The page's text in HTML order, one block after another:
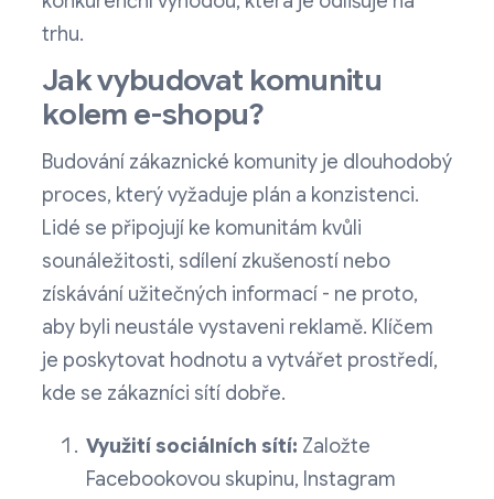
trhu.
Jak vybudovat komunitu
kolem e-shopu?
Budování zákaznické komunity je dlouhodobý
proces, který vyžaduje plán a konzistenci.
Lidé se připojují ke komunitám kvůli
sounáležitosti, sdílení zkušeností nebo
získávání užitečných informací - ne proto,
aby byli neustále vystaveni reklamě. Klíčem
je poskytovat hodnotu a vytvářet prostředí,
kde se zákazníci sítí dobře.
Využití sociálních sítí: Založte
Facebookovou skupinu, Instagram